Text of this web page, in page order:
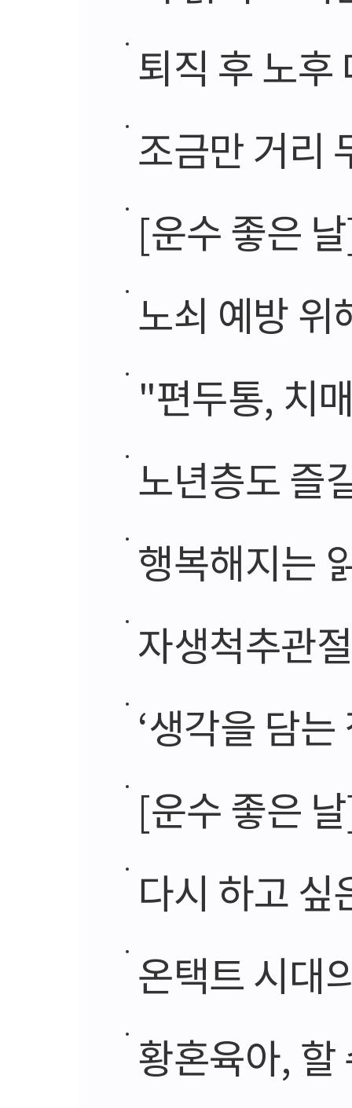
퇴직 후 노
조금만 거리
[운수 좋은
노쇠 예방
"편두통, 치
노년층도 즐
행복해지는
자생척추관
‘생각을 담는
[운수 좋은
다시 하고
온택트 시대
황혼육아, 할